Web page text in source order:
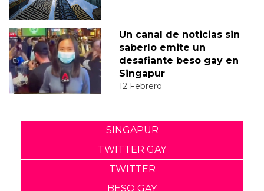
Un canal de noticias sin
saberlo emite un
desafiante beso gay en
Singapur
12 Febrero
SINGAPUR
TWITTER GAY
TWITTER
BESO GAY